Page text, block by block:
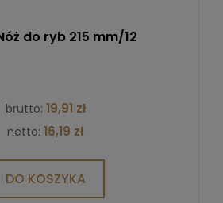
do ryb 215 mm/12
brutto: 19,91 zł
netto: 16,19 zł
DO KOSZYKA